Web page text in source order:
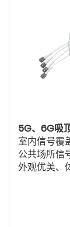
5G、6G吸
室内信号覆
公共场所信
外观优美、